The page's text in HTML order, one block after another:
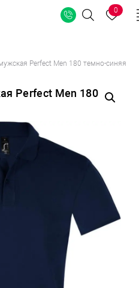
Поиск
0
Perfect Men 180 темно-синяя
Perfect Men 180